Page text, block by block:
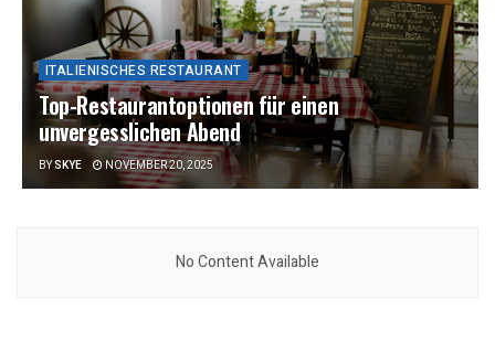
ITALIENISCHES RESTAURANT
Top-Restaurantoptionen für einen
unvergesslichen Abend
BYSKYE NOVEMBER 20, 2025
No Content Available